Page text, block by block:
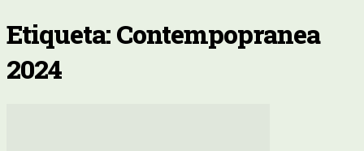
Etiqueta: Contempopranea
2024